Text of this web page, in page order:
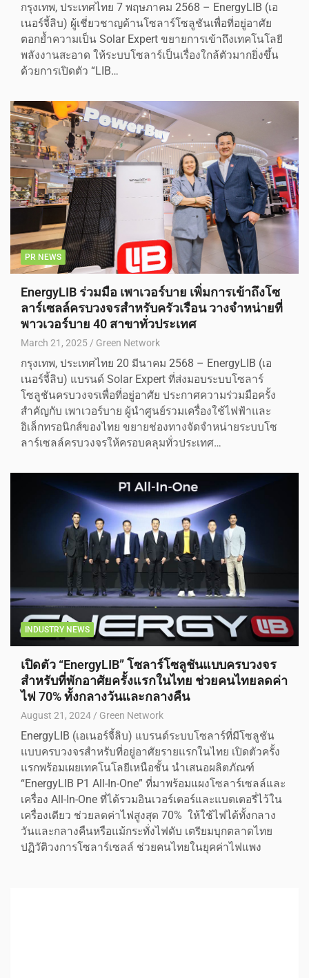
กรุงเทพ, ประเทศไทย 7 พฤษภาคม 2568 – EnergyLIB (เอ
เนอร์จี้ลิบ) ผู้เชี่ยวชาญด้านโซลาร์โซลูชันเพื่อที่อยู่อาศัย
ตอกย้ำความเป็น Solar Expert ขยายการเข้าถึงเทคโนโลยี
พลังงานสะอาด ให้ระบบโซลาร์เป็นเรื่องใกล้ตัวมากยิ่งขึ้น
ด้วยการเปิดตัว “LIB…
PR NEWS
EnergyLIB ร่วมมือ เพาเวอร์บาย เพิ่มการเข้าถึงโซ
ลาร์เซลล์ครบวงจรสำหรับครัวเรือน วางจำหน่ายที่
พาวเวอร์บาย 40 สาขาทั่วประเทศ
March 21, 2025 Green Network
กรุงเทพ, ประเทศไทย 20 มีนาคม 2568 – EnergyLIB (เอ
เนอร์จี้ลิบ) แบรนด์ Solar Expert ที่ส่งมอบระบบโซลาร์
โซลูชันครบวงจรเพื่อที่อยู่อาศัย ประกาศความร่วมมือครั้ง
สำคัญกับ เพาเวอร์บาย ผู้นำศูนย์รวมเครื่องใช้ไฟฟ้าและ
อิเล็กทรอนิกส์ของไทย ขยายช่องทางจัดจำหน่ายระบบโซ
ลาร์เซลล์ครบวงจรให้ครอบคลุมทั่วประเทศ…
INDUSTRY NEWS
เปิดตัว “EnergyLIB” โซลาร์โซลูชันแบบครบวงจร
สำหรับที่พักอาศัยครั้งแรกในไทย ช่วยคนไทยลดค่า
ไฟ 70% ทั้งกลางวันและกลางคืน
August 21, 2024 Green Network
EnergyLIB (เอเนอร์จี้ลิบ) แบรนด์ระบบโซลาร์ที่มีโซลูชัน
แบบครบวงจรสำหรับที่อยู่อาศัยรายแรกในไทย เปิดตัวครั้ง
แรกพร้อมเผยเทคโนโลยีเหนือชั้น นำเสนอผลิตภัณฑ์
“EnergyLIB P1 All-In-One” ที่มาพร้อมแผงโซลาร์เซลล์และ
เครื่อง All-In-One ที่ได้รวมอินเวอร์เตอร์และแบตเตอรี่ไว้ใน
เครื่องเดียว ช่วยลดค่าไฟสูงสุด 70% ให้ใช้ไฟได้ทั้งกลาง
วันและกลางคืนหรือแม้กระทั่งไฟดับ เตรียมบุกตลาดไทย
ปฏิวัติวงการโซลาร์เซลล์ ช่วยคนไทยในยุคค่าไฟแพง